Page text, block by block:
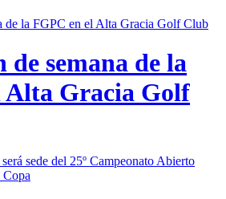
semana de la
Alta Gracia Golf